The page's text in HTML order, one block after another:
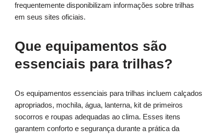
frequentemente disponibilizam informações sobre trilhas
em seus sites oficiais.
Que equipamentos são
essenciais para trilhas?
Os equipamentos essenciais para trilhas incluem calçados
apropriados, mochila, água, lanterna, kit de primeiros
socorros e roupas adequadas ao clima. Esses itens
garantem conforto e segurança durante a prática da